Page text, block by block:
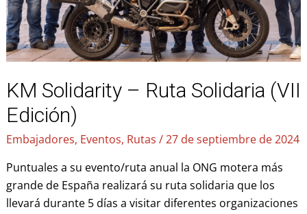
KM Solidarity – Ruta Solidaria (VII
Edición)
Embajadores, Eventos, Rutas /27 de septiembre de 2024
Puntuales a su evento/ruta anual la ONG motera más
grande de España realizará su ruta solidaria que los
llevará durante 5 días a visitar diferentes organizaciones